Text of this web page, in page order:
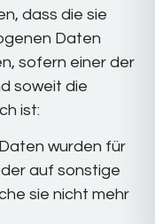
dass die sie
Daten
sofern einer der
soweit die
ist:
wurden für
auf sonstige
sie nicht mehr